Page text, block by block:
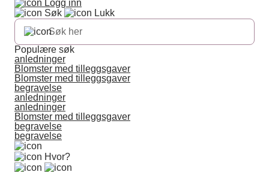
Logg inn
Søk
Lukk
Populære søk
anledninger
Blomster med tilleggsgaver
Blomster med tilleggsgaver
begravelse
anledninger
anledninger
Blomster med tilleggsgaver
begravelse
begravelse
Hvor?